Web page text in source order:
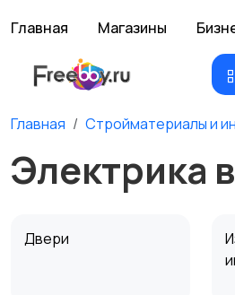
Главная Магазины
Главная Стройматериалы и
Электрика
Двери